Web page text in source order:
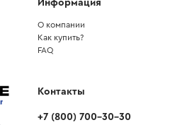
Информация
О компании
Как купить?
FAQ
Контакты
+7 (800) 700-30-30